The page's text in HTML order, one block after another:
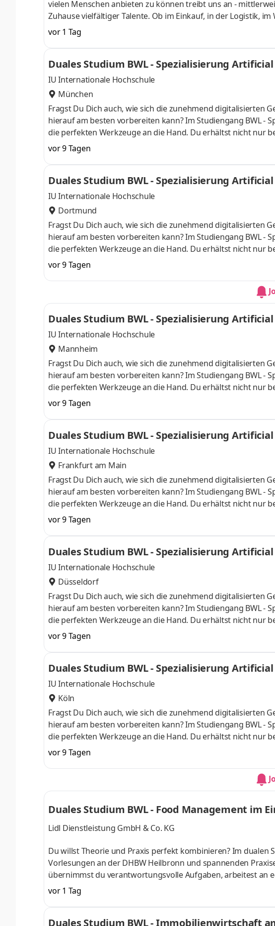
vielen Menschen anbieten zu können treibt uns an -
Zuhause vielfältiger Talente. Ob im Einkauf, in der Logistik,
Gestalter oder Dienstleister der Länder. Wir suchen
Aufgaben und Projekte in einem dynamischen und
Herausforderung. Denn Lidl lohnt sich. Dein duales Studium
Begrüßungsmonat bei der L
vor 1 Tag
Duales Studium BWL - Spezialisierung
IU Internationale Hochschule
München
Fragst Du Dich auch, wie sich die zunehmend digitalisierten
hierauf am besten vorbereiten kann? Im Studiengang BWL -
die perfekten Werkzeuge an die Hand. Du erhältst nicht nur
auch fundierte Kenntnisse in der Anwendung von
am Campus starten . Erlebe unser Duales Studium mit
anschließend Dein Wissen mithilfe unserer interaktiven
einem Unternehmen in Deiner N
vor 9 Tagen
Duales Studium BWL - Spezialisierung
IU Internationale Hochschule
Dortmund
Fragst Du Dich auch, wie sich die zunehmend digitalisierten
hierauf am besten vorbereiten kann? Im Studiengang BWL -
die perfekten Werkzeuge an die Hand. Du erhältst nicht nur
auch fundierte Kenntnisse in der Anwendung von
am Campus starten . Erlebe unser Duales Studium mit
anschließend Dein Wissen mithilfe unserer interaktiven
vor 9 Tagen
Duales Studium BWL - Spezialisierung
IU Internationale Hochschule
Mannheim
Fragst Du Dich auch, wie sich die zunehmend digitalisierten
hierauf am besten vorbereiten kann? Im Studiengang BWL -
die perfekten Werkzeuge an die Hand. Du erhältst nicht nur
auch fundierte Kenntnisse in der Anwendung von
am Campus starten . Erlebe unser Duales Studium mit
anschließend Dein Wissen mithilfe unserer interaktiven
einem Unternehmen in Deiner N
vor 9 Tagen
Duales Studium BWL - Spezialisierung
IU Internationale Hochschule
Frankfurt am Main
Fragst Du Dich auch, wie sich die zunehmend digitalisierten
hierauf am besten vorbereiten kann? Im Studiengang BWL -
die perfekten Werkzeuge an die Hand. Du erhältst nicht nur
auch fundierte Kenntnisse in der Anwendung von
am Campus starten . Erlebe unser Duales Studium mit
anschließend Dein Wissen mithilfe unserer interaktiven
einem Unternehmen in Deiner N
vor 9 Tagen
Duales Studium BWL - Spezialisierung
IU Internationale Hochschule
Düsseldorf
Fragst Du Dich auch, wie sich die zunehmend digitalisierten
hierauf am besten vorbereiten kann? Im Studiengang BWL -
die perfekten Werkzeuge an die Hand. Du erhältst nicht nur
auch fundierte Kenntnisse in der Anwendung von
am Campus starten . Erlebe unser Duales Studium mit
anschließend Dein Wissen mithilfe unserer interaktiven
einem Unternehmen in Deiner N
vor 9 Tagen
Duales Studium BWL - Spezialisierung
IU Internationale Hochschule
Köln
Fragst Du Dich auch, wie sich die zunehmend digitalisierten
hierauf am besten vorbereiten kann? Im Studiengang BWL -
die perfekten Werkzeuge an die Hand. Du erhältst nicht nur
auch fundierte Kenntnisse in der Anwendung von
am Campus starten . Erlebe unser Duales Studium mit
anschließend Dein Wissen mithilfe unserer interaktiven
vor 9 Tagen
Duales Studium BWL - Food Management im
Lidl Dienstleistung GmbH & Co. KG
Du willst Theorie und Praxis perfekt kombinieren? Im dualen
Vorlesungen an der DHBW Heilbronn und spannenden
übernimmst du verantwortungsvolle Aufgaben, arbeitest an
Team begleitet und gefördert. Als Team gestalten wir die
Produkten, Sortimentsoptimierungen, die Entwicklung von
Zulieferern. Was dabei nie zur Verhandlung steht? Das
die Produktwelt der deutschen Filialien a
vor 1 Tag
Duales Studium BWL - Immobilienwirtschaft